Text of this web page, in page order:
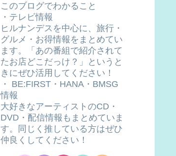
このブログでわかること
・テレビ情報
ヒルナンデスを中心に、旅行・
グルメ・お得情報をまとめてい
ます。「あの番組で紹介されて
たお店どこだっけ？」というと
きにぜひ活用してください！
・ BE:FIRST・HANA・BMSG
情報
大好きなアーティストのCD・
DVD・配信情報もまとめていま
す。同じく推している方はぜひ
仲良くしてください！